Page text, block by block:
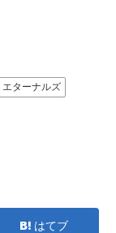
エターナルズ
はてブ